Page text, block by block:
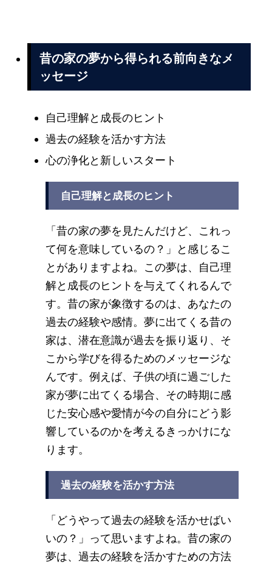
昔の家の夢から得られる前向きなメ
ッセージ
自己理解と成長のヒント
過去の経験を活かす方法
心の浄化と新しいスタート
自己理解と成長のヒント
「昔の家の夢を見たんだけど、これっ
て何を意味しているの？」と感じるこ
とがありますよね。この夢は、自己理
解と成長のヒントを与えてくれるんで
す。昔の家が象徴するのは、あなたの
過去の経験や感情。夢に出てくる昔の
家は、潜在意識が過去を振り返り、そ
こから学びを得るためのメッセージな
んです。例えば、子供の頃に過ごした
家が夢に出てくる場合、その時期に感
じた安心感や愛情が今の自分にどう影
響しているのかを考えるきっかけにな
ります。
過去の経験を活かす方法
「どうやって過去の経験を活かせばい
いの？」って思いますよね。昔の家の
夢は、過去の経験を活かすための方法